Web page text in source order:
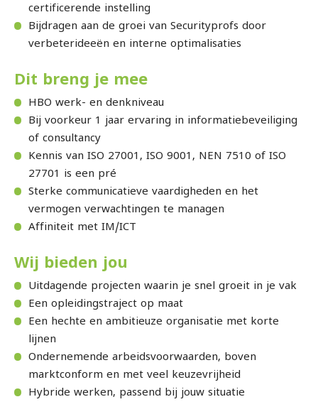
certificerende instelling
Bijdragen aan de groei van Securityprofs door
verbeterideeën en interne optimalisaties
Dit breng je mee
HBO werk- en denkniveau
Bij voorkeur 1 jaar ervaring in informatiebeveiliging
of consultancy
Kennis van ISO 27001, ISO 9001, NEN 7510 of ISO
27701 is een pré
Sterke communicatieve vaardigheden en het
vermogen verwachtingen te managen
Affiniteit met IM/ICT
Wij bieden jou
Uitdagende projecten waarin je snel groeit in je vak
Een opleidingstraject op maat
Een hechte en ambitieuze organisatie met korte
lijnen
Ondernemende arbeidsvoorwaarden, boven
marktconform en met veel keuzevrijheid
Hybride werken, passend bij jouw situatie